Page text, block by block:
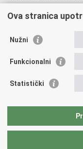
Besplatni telefoni
Važne poveznice
Vlada Republike
Savjet za nacionalne
Okvirna konvencija za
Ured zastupnika RH
Ova stranica
Nužni
Funkcionalni
Statistički